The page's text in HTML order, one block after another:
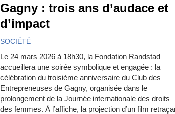
Gagny : trois ans d’audace et
d’impact
SOCIÉTÉ
Le 24 mars 2026 à 18h30, la Fondation Randstad
accueillera une soirée symbolique et engagée : la
célébration du troisième anniversaire du Club des
Entrepreneuses de Gagny, organisée dans le
prolongement de la Journée internationale des droits
des femmes. À l’affiche, la projection d’un film